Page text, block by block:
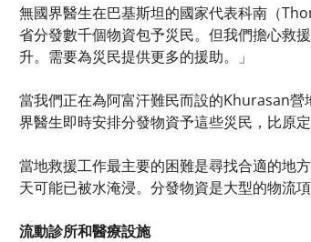
無國界醫生在巴基斯坦的國家代表科南（
省分發數千個物資包予災民。但我們擔心救
升。需要為災民提供更多的援助。」
當我們正在為阿富汗難民而設的Khurasan
界醫生即時安排分發物資予這些災民，比原
當地救援工作最主要的困難是尋找合適的地
天可能已被水淹浸。分發物資是大型的物流
流動診所和醫療設施